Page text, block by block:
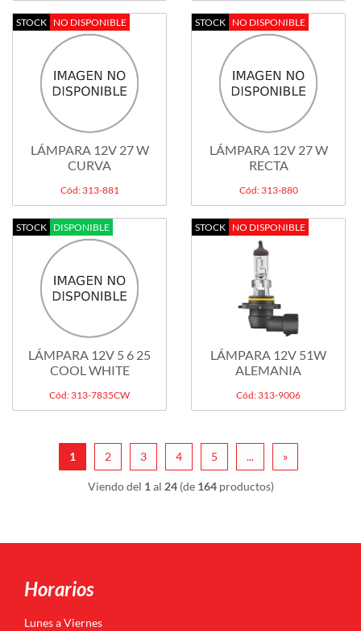
STOCK NO DISPONIBLE
LÁMPARA 12V 27 W
CURVA
Cód: 313-881
STOCK NO DISPONIBLE
LÁMPARA 12V 27 W
RECTA
Cód: 313-880
STOCK DISPONIBLE
LÁMPARA 12V 5 6 25
COOL WHITE
Cód: 313-7835CW
STOCK NO DISPONIBLE
LÁMPARA 12V 51W
ALEMANIA
Cód: 313-9006
1 2 3 4 5 ... »
Viendo del 1 al 24(de 164productos)
Horarios
Lunes a Viernes